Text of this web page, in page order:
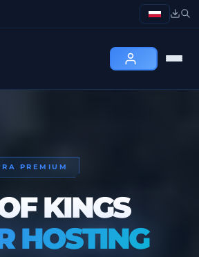
PREMIUM
KINGS
HOSTING